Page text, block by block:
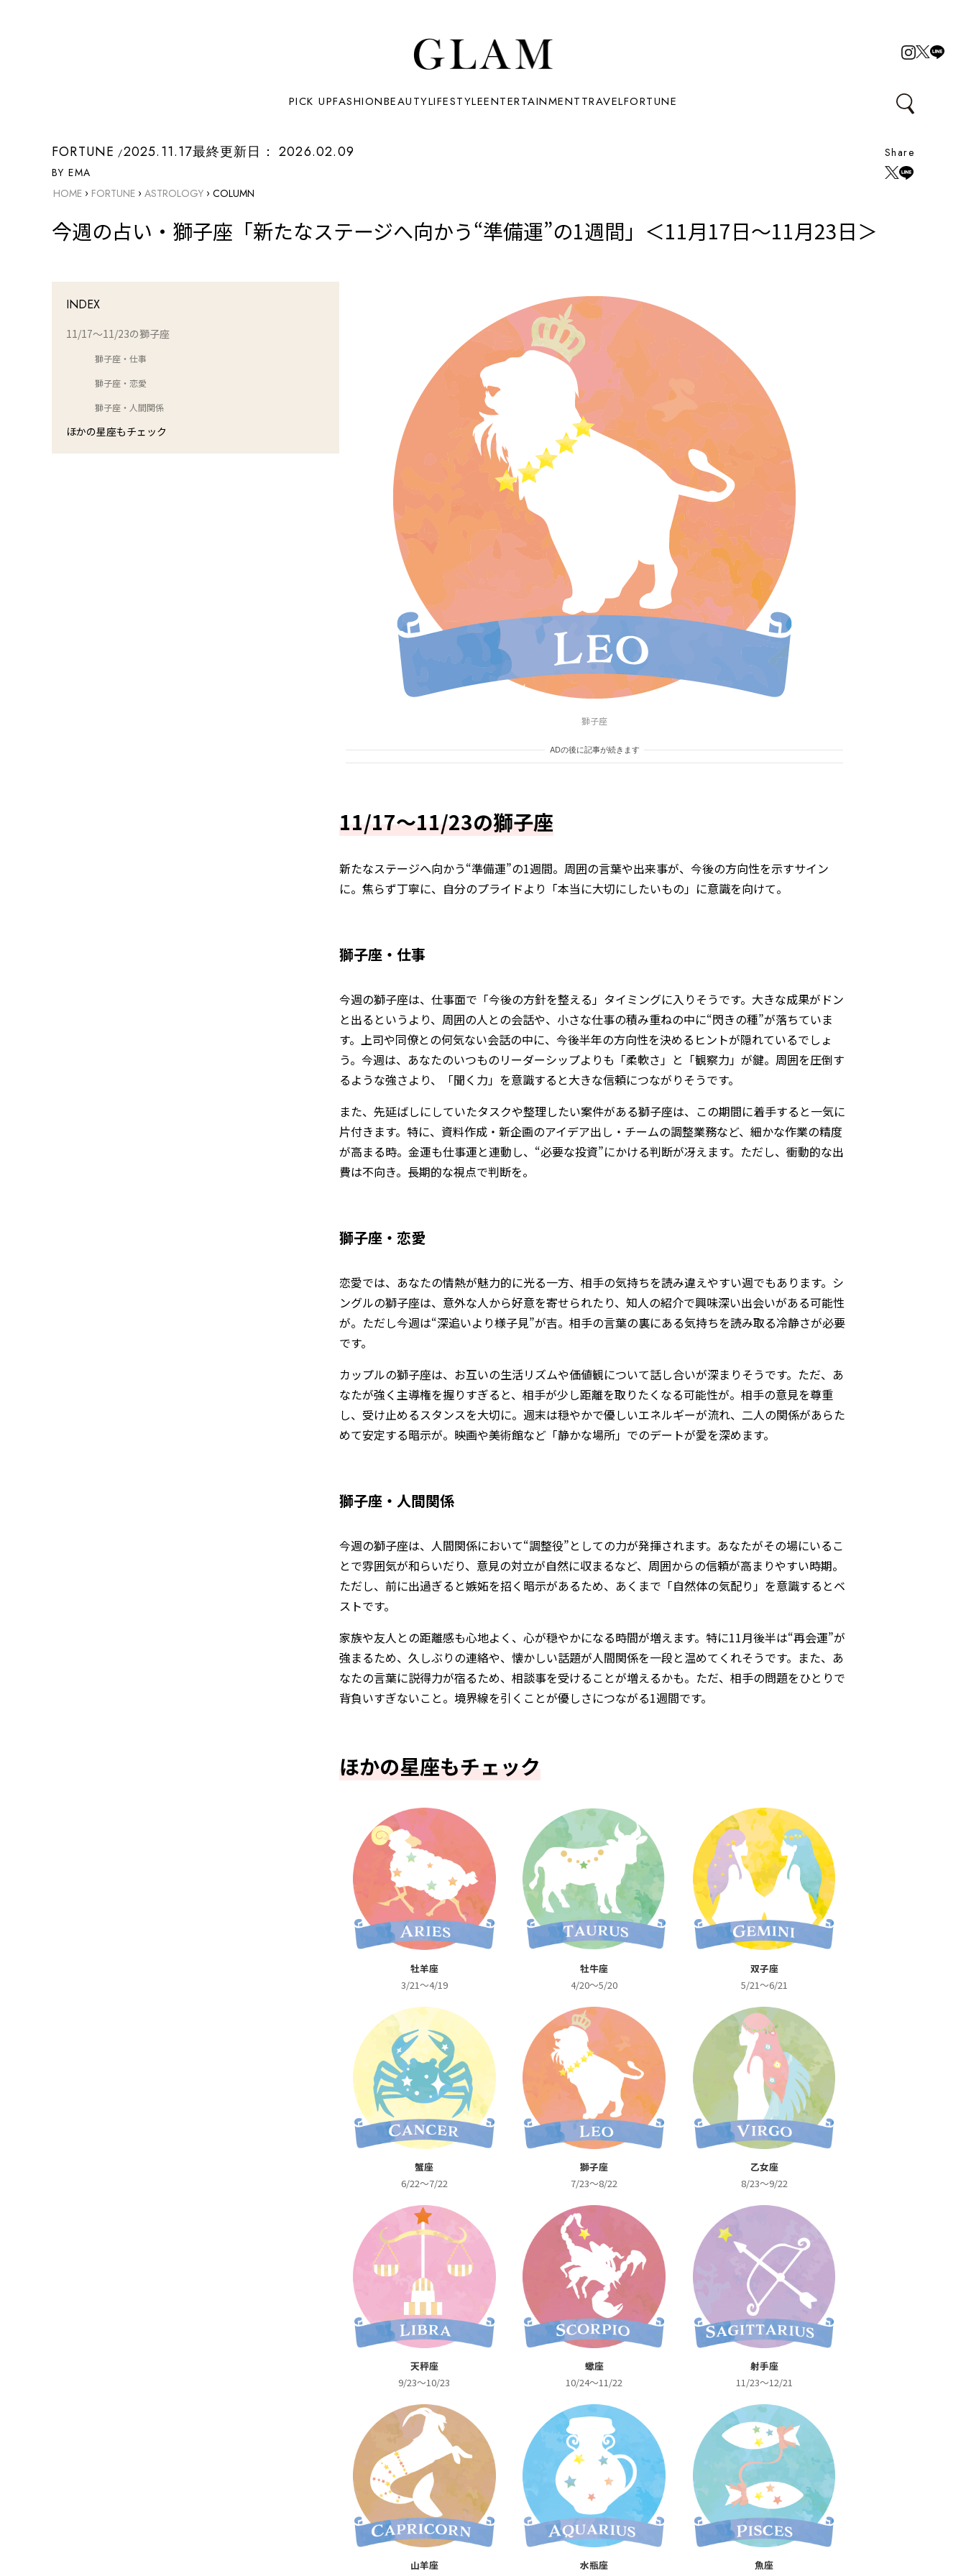
PICK UPFASHIONBEAUTYLIFESTYLEENTERTAINMENTTRAVELFORTUNE
FORTUNE 2025.11.17最終更新日： 2026.02.09
BY EMA
Share
HOME › FORTUNE › ASTROLOGY › COLUMN
今週の占い・獅子座「新たなステージへ向かう“準備運”の1週間」＜11月17日～11月23日＞
INDEX
11/17～11/23の獅子座
獅子座・仕事
獅子座・恋愛
獅子座・人間関係
ほかの星座もチェック
獅子座
ADの後に記事が続きます
11/17～11/23の獅子座
新たなステージへ向かう“準備運”の1週間。周囲の言葉や出来事が、今後の方向性を示すサイン
に。焦らず丁寧に、自分のプライドより「本当に大切にしたいもの」に意識を向けて。
獅子座・仕事
今週の獅子座は、仕事面で「今後の方針を整える」タイミングに入りそうです。大きな成果がドン
と出るというより、周囲の人との会話や、小さな仕事の積み重ねの中に“閃きの種”が落ちていま
す。上司や同僚との何気ない会話の中に、今後半年の方向性を決めるヒントが隠れているでしょ
う。今週は、あなたのいつものリーダーシップよりも「柔軟さ」と「観察力」が鍵。周囲を圧倒す
るような強さより、「聞く力」を意識すると大きな信頼につながりそうです。
また、先延ばしにしていたタスクや整理したい案件がある獅子座は、この期間に着手すると一気に
片付きます。特に、資料作成・新企画のアイデア出し・チームの調整業務など、細かな作業の精度
が高まる時。金運も仕事運と連動し、“必要な投資”にかける判断が冴えます。ただし、衝動的な出
費は不向き。長期的な視点で判断を。
獅子座・恋愛
恋愛では、あなたの情熱が魅力的に光る一方、相手の気持ちを読み違えやすい週でもあります。シ
ングルの獅子座は、意外な人から好意を寄せられたり、知人の紹介で興味深い出会いがある可能性
が。ただし今週は“深追いより様子見”が吉。相手の言葉の裏にある気持ちを読み取る冷静さが必要
です。
カップルの獅子座は、お互いの生活リズムや価値観について話し合いが深まりそうです。ただ、あ
なたが強く主導権を握りすぎると、相手が少し距離を取りたくなる可能性が。相手の意見を尊重
し、受け止めるスタンスを大切に。週末は穏やかで優しいエネルギーが流れ、二人の関係があらた
めて安定する暗示が。映画や美術館など「静かな場所」でのデートが愛を深めます。
獅子座・人間関係
今週の獅子座は、人間関係において“調整役”としての力が発揮されます。あなたがその場にいるこ
とで雰囲気が和らいだり、意見の対立が自然に収まるなど、周囲からの信頼が高まりやすい時期。
ただし、前に出過ぎると嫉妬を招く暗示があるため、あくまで「自然体の気配り」を意識するとベ
ストです。
家族や友人との距離感も心地よく、心が穏やかになる時間が増えます。特に11月後半は“再会運”が
強まるため、久しぶりの連絡や、懐かしい話題が人間関係を一段と温めてくれそうです。また、あ
なたの言葉に説得力が宿るため、相談事を受けることが増えるかも。ただ、相手の問題をひとりで
背負いすぎないこと。境界線を引くことが優しさにつながる1週間です。
ほかの星座もチェック
牡羊座
3/21～4/19
牡牛座
4/20～5/20
双子座
5/21～6/21
蟹座
6/22～7/22
獅子座
7/23～8/22
乙女座
8/23～9/22
天秤座
9/23～10/23
蠍座
10/24～11/22
射手座
11/23～12/21
山羊座
水瓶座
魚座